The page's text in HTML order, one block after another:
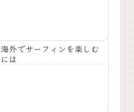
海外でサーフィンを楽しむ
には